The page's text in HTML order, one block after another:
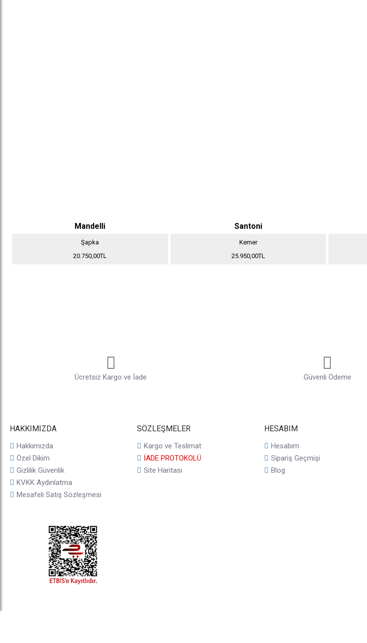
Mandelli
Şapka
20.750,00TL
Santoni
Kemer
25.950,00TL
Ücretsiz Kargo ve İade Güvenli Ödeme
HAKKIMIZDA
Hakkımızda
Özel Dikim
Gizlilik Güvenlik
KVKK Aydınlatma
Mesafeli Satış Sözleşmesi
SÖZLEŞMELER
Kargo ve Teslimat
İADE PROTOKOLÜ
Site Haritası
HESABIM
Hesabım
Sipariş Geçmişi
Blog